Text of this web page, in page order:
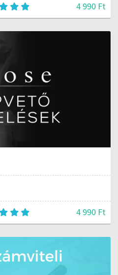
4 990 Ft
4 990 Ft